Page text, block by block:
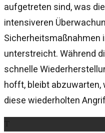
aufgetreten sind, was
intensiveren
Sicherheitsmaßnahmen
unterstreicht. Während
schnelle
hofft, bleibt abzuwarten,
diese wiederholten